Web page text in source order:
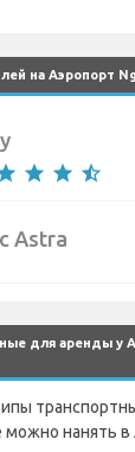
на Аэропорт
star star star_half
Astra
для аренды у
нанять в